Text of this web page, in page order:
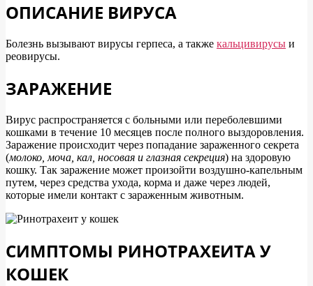
ОПИСАНИЕ ВИРУСА
Болезнь вызывают вирусы герпеса, а также кальцивирусы и
реовирусы.
ЗАРАЖЕНИЕ
Вирус распространяется с больными или переболевшими
кошками в течение 10 месяцев после полного выздоровления.
Заражение происходит через попадание зараженного секрета
(молоко, моча, кал, носовая и глазная секреция) на здоровую
кошку. Так заражение может произойти воздушно-капельным
путем, через средства ухода, корма и даже через людей,
которые имели контакт с зараженным животным.
СИМПТОМЫ РИНОТРАХЕИТА У
КОШЕК